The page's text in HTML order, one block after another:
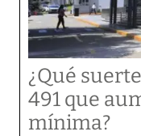
¿Qué
491 que
mínima?